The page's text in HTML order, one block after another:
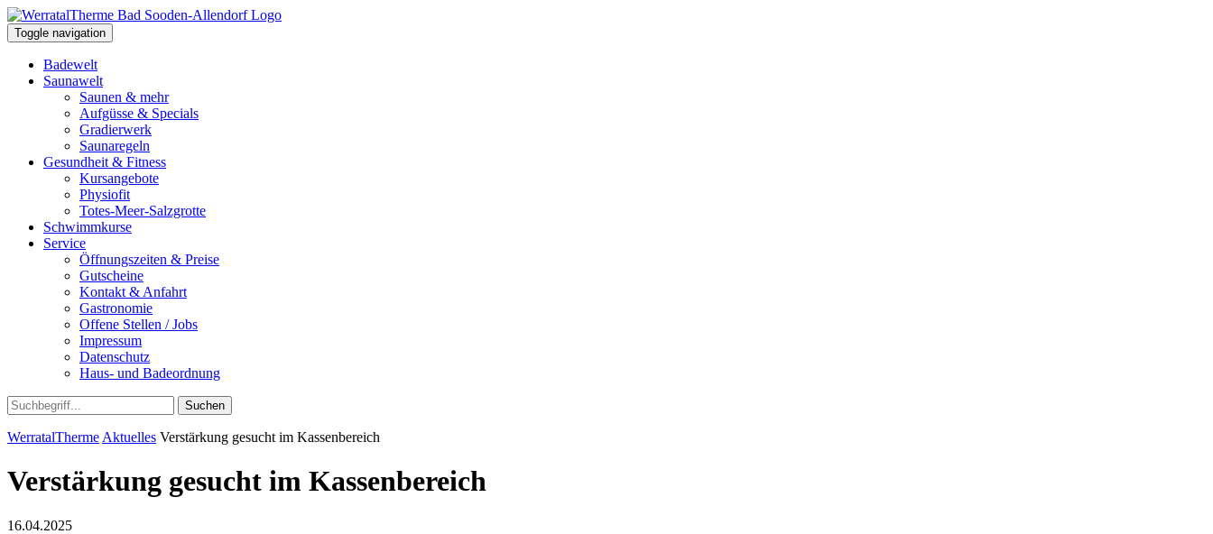
Toggle navigation
Badewelt
Saunawelt
Saunen & mehr
Aufgüsse & Specials
Gradierwerk
Saunaregeln
Gesundheit & Fitness
Kursangebote
Physiofit
Totes-Meer-Salzgrotte
Schwimmkurse
Service
Öffnungszeiten & Preise
Gutscheine
Kontakt & Anfahrt
Gastronomie
Offene Stellen / Jobs
Impressum
Datenschutz
Haus- und Badeordnung
Suchen
WerratalTherme Aktuelles Verstärkung gesucht im Kassenbereich
Verstärkung gesucht im Kassenbereich
16.04.2025